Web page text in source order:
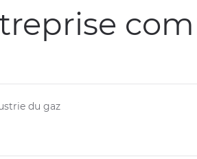
du gaz